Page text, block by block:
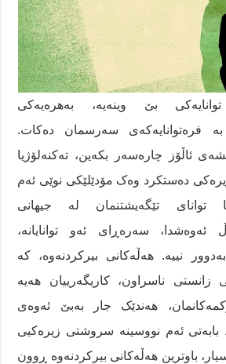
بێ وینەیە، بەهرەیەکی
فرەتوانایەکەی سەرسمان دەکات.
ئاڵۆز چارەسەر بکەین، تەکنەلۆژیا
زیرەکی دەستکرد وەک مۆدێلێکی نوێی ئەم
توانای تێگەیشتنمان لە جیهانی
ئەوەشدا، سەرەڕای ئەو توانایانە،
نییە. هەڵەکانی بیرکردنەوە، کە
زانستی ناسراون، کاریگەرییان هەیە
هەندێک جار بەبێ ئەوەی
ئەم نووسینە سروشتی زیرەکیی
باوترین هەڵەکانی بیرکردنەوە ڕوون